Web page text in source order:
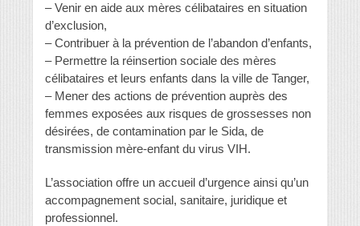
– Venir en aide aux mères célibataires en situation
d’exclusion,
– Contribuer à la prévention de l’abandon d’enfants,
– Permettre la réinsertion sociale des mères
célibataires et leurs enfants dans la ville de Tanger,
– Mener des actions de prévention auprès des
femmes exposées aux risques de grossesses non
désirées, de contamination par le Sida, de
transmission mère-enfant du virus VIH.
L’association offre un accueil d’urgence ainsi qu’un
accompagnement social, sanitaire, juridique et
professionnel.